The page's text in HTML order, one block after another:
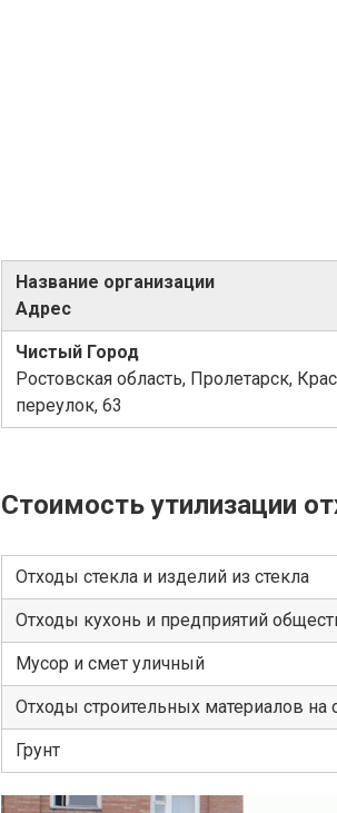
Название организации
Адрес
Чистый Город
Ростовская область, Пролетарск,
переулок, 63
Стоимость утилизации
Отходы стекла и изделий из стекла
Отходы кухонь и предприятий
Мусор и смет уличный
Отходы строительных материалов на
Грунт